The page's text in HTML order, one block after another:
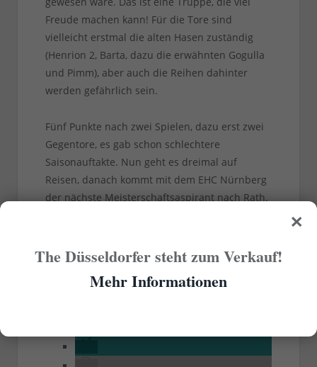
Freude machen kann! Für die Tore sind
vielleicht erstmal die alten Hasen zuständig
(Henrion 2, Barta, dazu die erwähnten Gogulla
und Pimm), aber auch die Reihen dahinter
werden gefährlich sein.
Fünf Punkte nach zwei Spielen, dazu erst zwei
Gegentore, es gab schon schlechtere
Saisonauftakte. Nun geht es dreimal auf
Reisen, danach kommt mit dem EHC Nürnberg
der nächste Meisterschaftsaspirant nach Rath.
×
The Düsseldorfer steht zum Verkauf!
Mehr Informationen